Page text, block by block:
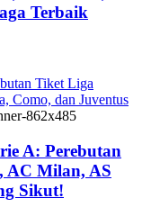
Terbaik
Tiket Liga
Como, dan Juventus
A: Perebutan
AC Milan, AS
Sikut!